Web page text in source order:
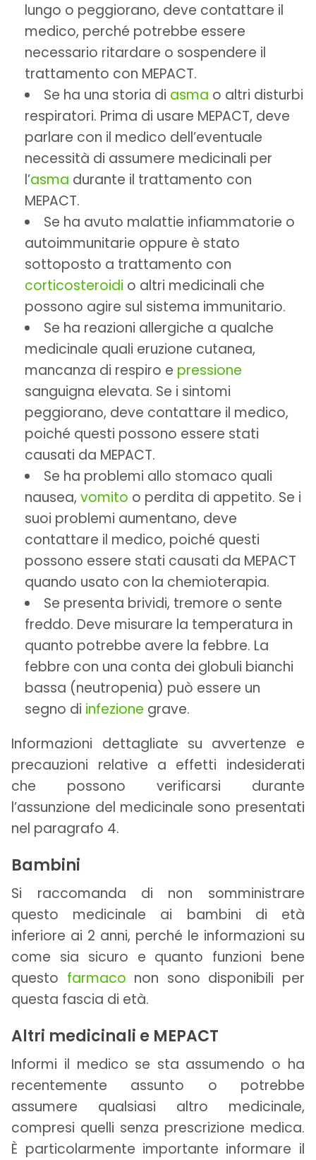
lungo o peggiorano, deve contattare il
medico, perché potrebbe essere
necessario ritardare o sospendere il
trattamento con MEPACT.
Se ha una storia di asma o altri disturbi
respiratori. Prima di usare MEPACT, deve
parlare con il medico dell’eventuale
necessità di assumere medicinali per
l’asma durante il trattamento con
MEPACT.
Se ha avuto malattie infiammatorie o
autoimmunitarie oppure è stato
sottoposto a trattamento con
corticosteroidi o altri medicinali che
possono agire sul sistema immunitario.
Se ha reazioni allergiche a qualche
medicinale quali eruzione cutanea,
mancanza di respiro e pressione
sanguigna elevata. Se i sintomi
peggiorano, deve contattare il medico,
poiché questi possono essere stati
causati da MEPACT.
Se ha problemi allo stomaco quali
nausea,vomito o perdita di appetito. Se i
suoi problemi aumentano, deve
contattare il medico, poiché questi
possono essere stati causati da MEPACT
quando usato con la chemioterapia.
Se presenta brividi, tremore o sente
freddo. Deve misurare la temperatura in
quanto potrebbe avere la febbre. La
febbre con una conta dei globuli bianchi
bassa (neutropenia) può essere un
segno di infezione grave.
Informazioni dettagliate su avvertenze e
precauzioni relative a effetti indesiderati
che possono verificarsi durante
l’assunzione del medicinale sono presentati
nel paragrafo 4.
Bambini
Si raccomanda di non somministrare
questo medicinale ai bambini di età
inferiore ai 2 anni, perché le informazioni su
come sia sicuro e quanto funzioni bene
questo farmaco non sono disponibili per
questa fascia di età.
Altri medicinali e MEPACT
Informi il medico se sta assumendo o ha
recentemente assunto o potrebbe
assumere qualsiasi altro medicinale,
compresi quelli senza prescrizione medica.
È particolarmente importante informare il